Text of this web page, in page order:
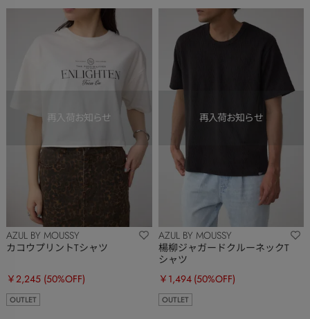
AZUL BY MOUSSY
カコウプリントTシャツ
￥2,245 (50%OFF)
OUTLET
AZUL BY MOUSSY
楊柳ジャガードクルーネックT
シャツ
￥1,494 (50%OFF)
OUTLET